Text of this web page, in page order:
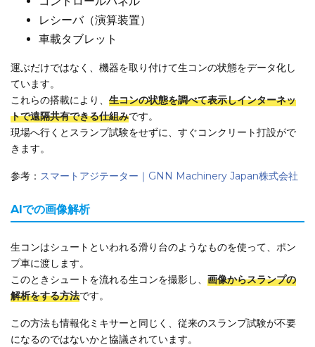
レシーバ（演算装置）
車載タブレット
運ぶだけではなく、機器を取り付けて生コンの状態をデータ化し
ています。
これらの搭載により、 生コンの状態を調べて表示しインターネッ
トで遠隔共有できる仕組みです。
現場へ行くとスランプ試験をせずに、すぐコンクリート打設がで
きます。
参考： スマートアジテーター｜GNN Machinery Japan株式会社
AIでの画像解析
生コンはシュートといわれる滑り台のようなものを使って、ポン
プ車に渡します。
このときシュートを流れる生コンを撮影し、 画像からスランプの
解析をする方法です。
この方法も情報化ミキサーと同じく、従来のスランプ試験が不要
になるのではないかと協議されています。